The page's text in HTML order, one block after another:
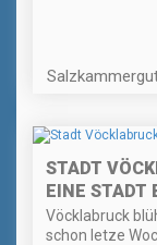
STADT
EINE STADT
Vöcklabruck
schon letze